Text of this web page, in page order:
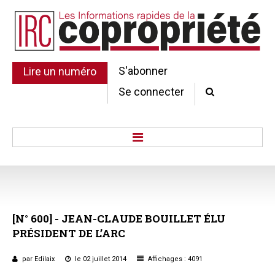
Lire un numéro
S'abonner
Se connecter
Au Parlement
Gestion et maintenance
Pratique de la copro.
[N° 600] - JEAN-CLAUDE BOUILLET ÉLU
PRÉSIDENT DE L’ARC
par Edilaix le 02 juillet 2014 Affichages : 4091